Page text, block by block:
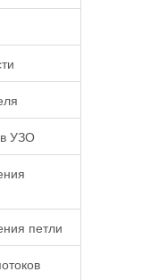
УЗО
петли